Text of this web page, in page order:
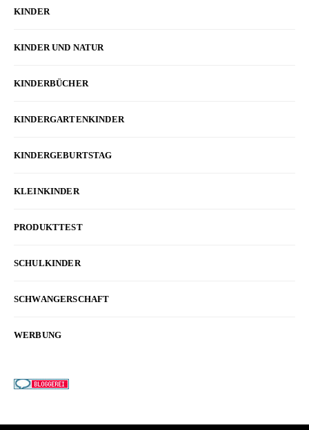
KINDER
KINDER UND NATUR
KINDERBÜCHER
KINDERGARTENKINDER
KINDERGEBURTSTAG
KLEINKINDER
PRODUKTTEST
SCHULKINDER
SCHWANGERSCHAFT
WERBUNG